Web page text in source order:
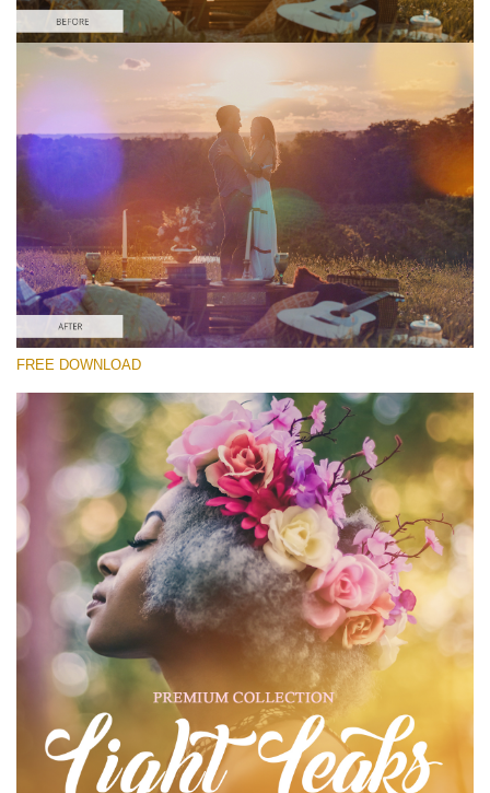
Please select
Free Light Leak Overlay #1
Light Leaks Effect
Free download
FREE DOWNLOAD